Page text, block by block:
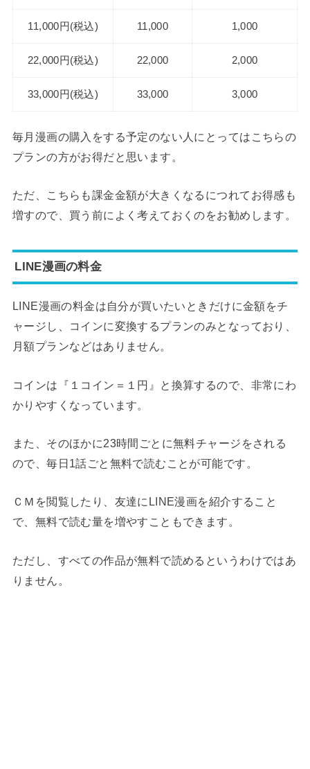
11,000円(税込) 11,000 1,000
22,000円(税込) 22,000 2,000
33,000円(税込) 33,000 3,000
毎月漫画の購入をする予定のない人にとってはこちらの
プランの方がお得だと思います。
ただ、こちらも課金金額が大きくなるにつれてお得感も
増すので、買う前によく考えておくのをお勧めします。
LINE漫画の料金
LINE漫画の料金は自分が買いたいときだけに金額をチ
ャージし、コインに変換するプランのみとなっており、
月額プランなどはありません。
コインは『１コイン＝１円』と換算するので、非常にわ
かりやすくなっています。
また、そのほかに23時間ごとに無料チャージをされる
ので、毎日1話ごと無料で読むことが可能です。
ＣＭを閲覧したり、友達にLINE漫画を紹介すること
で、無料で読む量を増やすこともできます。
ただし、すべての作品が無料で読めるというわけではあ
りません。